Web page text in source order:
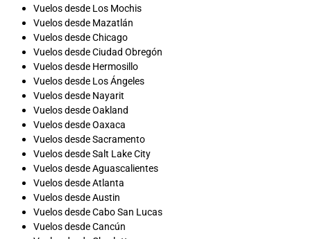
Vuelos desde Los Mochis
Vuelos desde Mazatlán
Vuelos desde Chicago
Vuelos desde Ciudad Obregón
Vuelos desde Hermosillo
Vuelos desde Los Ángeles
Vuelos desde Nayarit
Vuelos desde Oakland
Vuelos desde Oaxaca
Vuelos desde Sacramento
Vuelos desde Salt Lake City
Vuelos desde Aguascalientes
Vuelos desde Atlanta
Vuelos desde Austin
Vuelos desde Cabo San Lucas
Vuelos desde Cancún